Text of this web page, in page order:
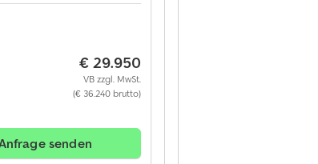
6, Antriebstechnik:
Dachgepäckträger:
Sitzverstellung: Manuell,
= Allgemeine
Federung: Spiralfederung
Leergewicht: 1.364 kg
bis 05.2028 Zustand
401 € im Monat
€ 29.950
VB zzgl. MwSt.
(€ 36.240 brutto)
senden